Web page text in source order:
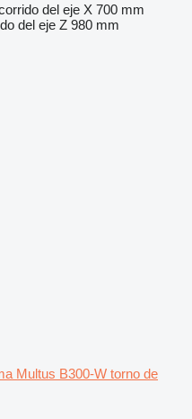
del eje X 700 mm
del eje Z 980 mm
Multus B300-W torno de